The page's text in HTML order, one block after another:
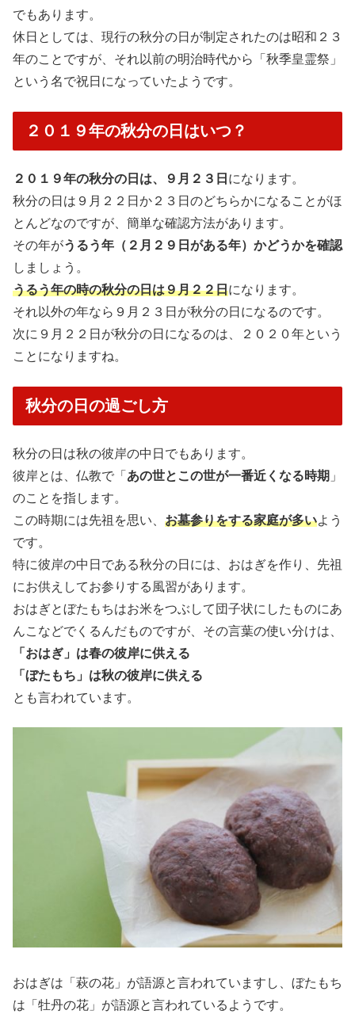
でもあります。
休日としては、現行の秋分の日が制定されたのは昭和２３
年のことですが、それ以前の明治時代から「秋季皇霊祭」
という名で祝日になっていたようです。
２０１９年の秋分の日はいつ？
２０１９年の秋分の日は、９月２３日 になります。
秋分の日は９月２２日か２３日のどちらかになることがほ
とんどなのですが、簡単な確認方法があります。
その年がうるう年（２月２９日がある年）かどうかを確認
しましょう。
うるう年の時の秋分の日は９月２２日になります。
それ以外の年なら９月２３日が秋分の日になるのです。
次に９月２２日が秋分の日になるのは、２０２０年という
ことになりますね。
秋分の日の過ごし方
秋分の日は秋の彼岸の中日でもあります。
彼岸とは、仏教で「 あの世とこの世が一番近くなる時期 」
のことを指します。
この時期には先祖を思い、 お墓参りをする家庭が多いよう
です。
特に彼岸の中日である秋分の日には、おはぎを作り、先祖
にお供えしてお参りする風習があります。
おはぎとぼたもちはお米をつぶして団子状にしたものにあ
んこなどでくるんだものですが、その言葉の使い分けは、
「おはぎ」は春の彼岸に供える
「ぼたもち」は秋の彼岸に供える
とも言われています。
おはぎは「萩の花」が語源と言われていますし、ぼたもち
は「牡丹の花」が語源と言われているようです。